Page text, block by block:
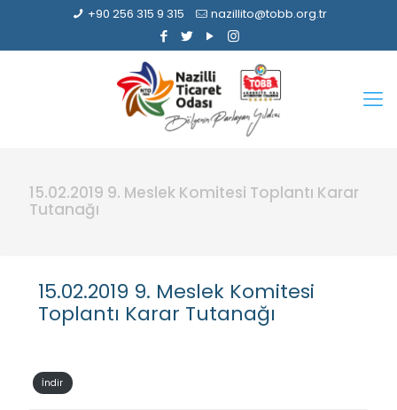
+90 256 315 9 315 nazillito@tobb.org.tr
15.02.2019 9. Meslek Komitesi Toplantı Karar
Tutanağı
15.02.2019 9. Meslek Komitesi
Toplantı Karar Tutanağı
İndir